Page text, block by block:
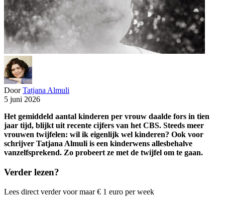
Door Tatjana Almuli
5 juni 2026
Het gemiddeld aantal kinderen per vrouw daalde fors in tien
jaar tijd, blijkt uit recente cijfers van het CBS. Steeds meer
vrouwen twijfelen: wil ik eigenlijk wel kinderen? Ook voor
schrijver Tatjana Almuli is een kinderwens allesbehalve
vanzelfsprekend. Zo probeert ze met de twijfel om te gaan.
Verder lezen?
Lees direct verder voor maar € 1 euro per week